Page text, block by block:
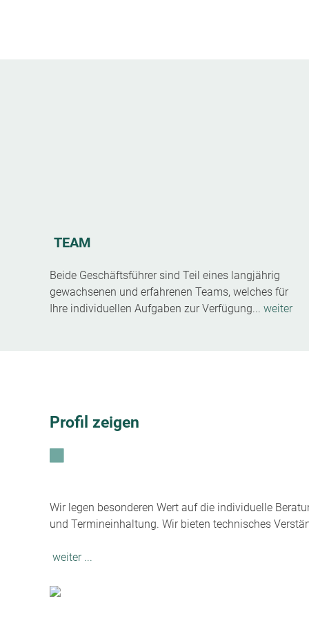
TEAM
Beide Geschäftsführer sind Teil eines langjährig
gewachsenen und erfahrenen Teams, welches für
Ihre individuellen Aufgaben zur Verfügung... weiter
Profil zeigen
Wir legen besonderen Wert auf die individuelle
und Termineinhaltung. Wir bieten technisches
weiter ...